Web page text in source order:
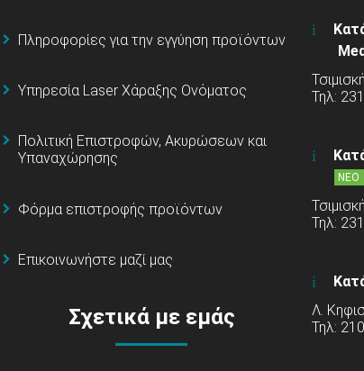
Πληροφορίες για την εγγύηση προϊόντων
Υπηρεσία Laser Χάραξης Ονόματος
Πολιτική Επιστροφών, Ακυρώσεων και
Υπαναχώρησης
Φόρμα επιστροφής προϊόντων
Επικοινωνήστε μαζί μας
Σχετικά με εμάς
Τηλ:
ΝΕΟ
Τηλ:
Λ.
Τηλ: